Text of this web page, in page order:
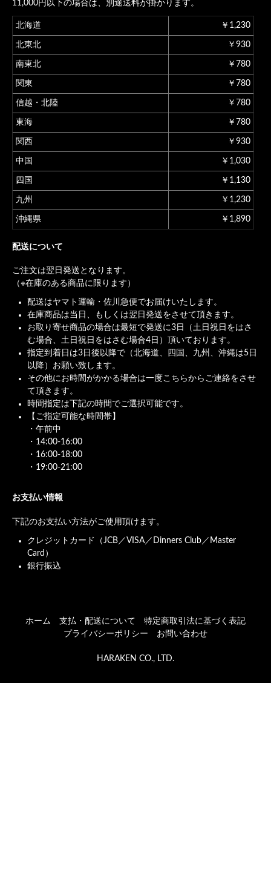
11,000円以下の場合は、別途送料が掛かります。
北海道 ￥1,230
北東北 ￥930
南東北 ￥780
関東 ￥780
信越・北陸 ￥780
東海 ￥780
関西 ￥930
中国 ￥1,030
四国 ￥1,130
九州 ￥1,230
沖縄県 ￥1,890
配送について
ご注文は翌日発送となります。
（※在庫のある商品に限ります）
配送はヤマト運輸・佐川急便でお届けいたします。
在庫商品は当日、もしくは翌日発送をさせて頂きます。
お取り寄せ商品の場合は最短で発送に3日（土日祝日をはさ
む場合、土日祝日をはさむ場合4日）頂いております。
指定到着日は3日後以降で（北海道、四国、九州、沖縄は5日
以降）お願い致します。
その他にお時間がかかる場合は一度こちらからご連絡をさせ
て頂きます。
時間指定は下記の時間でご選択可能です。
【ご指定可能な時間帯】
・午前中
・14:00-16:00
・16:00-18:00
・19:00-21:00
お支払い情報
下記のお支払い方法がご使用頂けます。
クレジットカード（JCB／VISA／Dinners Club／Master
Card）
銀行振込
ホーム 支払・配送について
特定商取引法に基づく表記
プライバシーポリシー
お問い合わせ
HARAKEN CO., LTD.